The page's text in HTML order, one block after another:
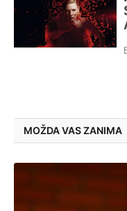
MOŽDA VAS ZANIMA